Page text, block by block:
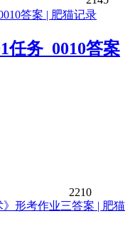
任务_0010答案
2210